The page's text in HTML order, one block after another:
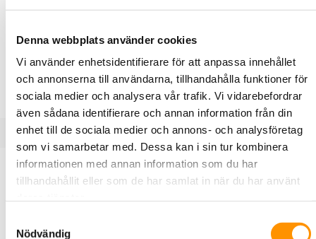
Denna webbplats använder cookies
Vi använder enhetsidentifierare för att anpassa innehållet
och annonserna till användarna, tillhandahålla funktioner för
sociala medier och analysera vår trafik. Vi vidarebefordrar
även sådana identifierare och annan information från din
enhet till de sociala medier och annons- och analysföretag
som vi samarbetar med. Dessa kan i sin tur kombinera
informationen med annan information som du har
tillhandahållit eller som de har samlat in när du har använt
Nödvändig
Fiberoptiskt korskopplingskablage, multimode 50/125µ
LÄNGD (M)
Produktbeskrivning Specifikationer
mantel (Erika Violet). Mycket hög kvalitet lämpliga för alla